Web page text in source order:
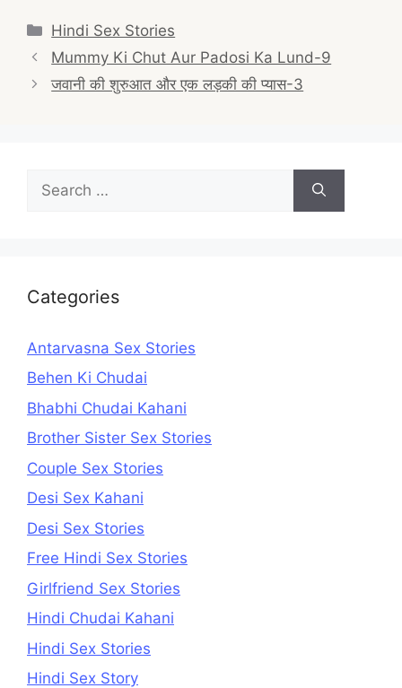
Categories
Hindi Sex Stories
Post
navigation
Mummy Ki Chut Aur Padosi Ka Lund-9
जवानी की शुरुआत और एक लड़की की प्यास-3
for:
Categories
Antarvasna Sex Stories
Behen Ki Chudai
Bhabhi Chudai Kahani
Brother Sister Sex Stories
Couple Sex Stories
Desi Sex Kahani
Desi Sex Stories
Free Hindi Sex Stories
Girlfriend Sex Stories
Hindi Chudai Kahani
Hindi Sex Stories
Hindi Sex Story